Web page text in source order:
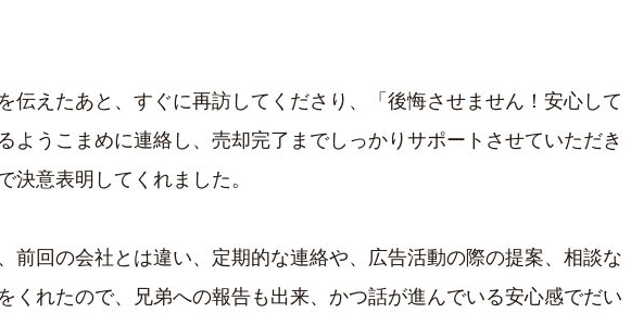
伝えたあと、すぐに再訪してくださり、「後悔させません！安心して
ようこまめに連絡し、売却完了までしっかりサポートさせていただき
決意表明してくれました。
前回の会社とは違い、定期的な連絡や、広告活動の際の提案、相談な
くれたので、兄弟への報告も出来、かつ話が進んでいる安心感でだい